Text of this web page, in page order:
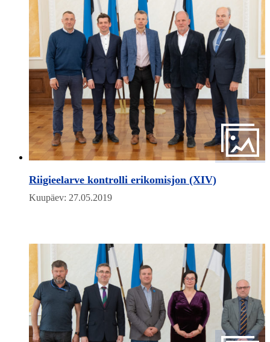
Riigieelarve kontrolli erikomisjon (XIV)
Kuupäev: 27.05.2019